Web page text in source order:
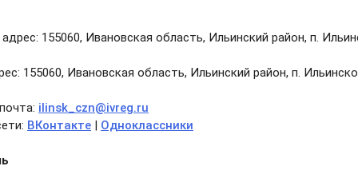
155060, Ивановская область, Ильинский район, п.
155060, Ивановская область, Ильинский район, п.
ilinsk_czn@ivreg.ru
ВКонтакте | Одноклассники